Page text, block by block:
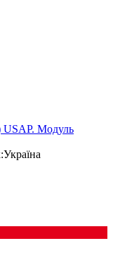
USAP. Модуль
Україна